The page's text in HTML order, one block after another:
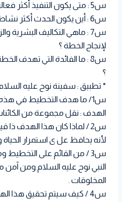
س5 : متى يكون التنفيذ أكثر فعالية ؟
س6 : أين يكون الحدث أكثر نشاطاً وفعالية ؟
س7 : ماهي التكاليف البشرية
لإنجاح الخطة ؟
س8 : ما الفائدة التي تهدف
؟
* تطبيق : سفينة نوح عليه السلام
س1/ ما هدف التخطيط في هذه الحالة ؟
الهدف : نقل مجموعة من
س2 / لماذا كان هذا الهدف ذا قيمة ؟
لأنه يحافظ عل ى استمرار
س3 / من القائم على التخطيط ومن المستفيد منه ؟
النبي نوح عليه السلام ومن
المخلوقات .
س4 / كيف سيتم تحقيق هذا الهدف ؟